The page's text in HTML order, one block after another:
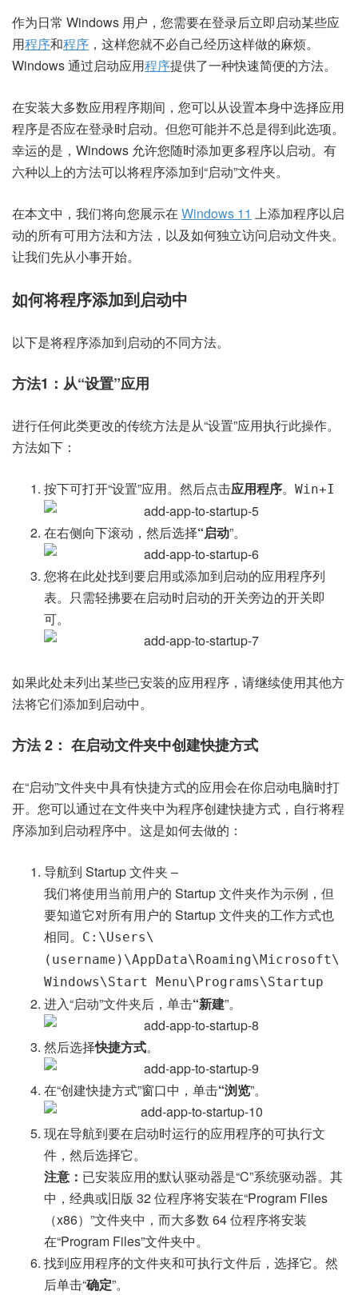
作为日常 Windows 用户，您需要在登录后立即启动某些应
用程序和程序 ，这样您就不必自己经历这样做的麻烦。
Windows 通过启动应用程序提供了一种快速简便的方法。
在安装大多数应用程序期间，您可以从设置本身中选择应用
程序是否应在登录时启动。但您可能并不总是得到此选项。
幸运的是，Windows 允许您随时添加更多程序以启动。有
六种以上的方法可以将程序添加到“启动”文件夹。
在本文中，我们将向您展示在 Windows 11 上添加程序以启
动的所有可用方法和方法，以及如何独立访问启动文件夹。
让我们先从小事开始。
如何将程序添加到启动中
以下是将程序添加到启动的不同方法。
方法1：从“设置”应用
进行任何此类更改的传统方法是从“设置”应用执行此操作。
方法如下：
按下可打开“设置”应用。然后点击应用程序。 Win+I
在右侧向下滚动，然后选择“启动”。
您将在此处找到要启用或添加到启动的应用程序列
表。只需轻拂要在启动时启动的开关旁边的开关即
可。
如果此处未列出某些已安装的应用程序，请继续使用其他方
法将它们添加到启动中。
方法 2： 在启动文件夹中创建快捷方式
在“启动”文件夹中具有快捷方式的应用会在你启动电脑时打
开。您可以通过在文件夹中为程序创建快捷方式，自行将程
序添加到启动程序中。这是如何去做的：
导航到 Startup 文件夹 –
我们将使用当前用户的 Startup 文件夹作为示例，但
要知道它对所有用户的 Startup 文件夹的工作方式也
相同。
C:\Users\
(username)\AppData\Roaming\Microsoft\
Windows\Start Menu\Programs\Startup
进入“启动”文件夹后，单击“新建”。
然后选择快捷方式。
在“创建快捷方式”窗口中，单击“浏览”。
现在导航到要在启动时运行的应用程序的可执行文
件，然后选择它。
注意： 已安装应用的默认驱动器是“C”系统驱动器。其
中，经典或旧版 32 位程序将安装在“Program Files
（x86）”文件夹中，而大多数 64 位程序将安装
在“Program Files”文件夹中。
找到应用程序的文件夹和可执行文件后，选择它。然
后单击“确定”。